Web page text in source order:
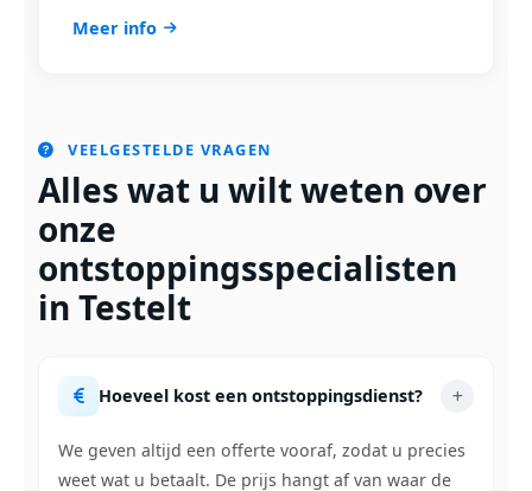
Meer info
VEELGESTELDE VRAGEN
Alles wat u wilt weten over
onze
ontstoppingsspecialisten
in Testelt
Hoeveel kost een ontstoppingsdienst?
We geven altijd een offerte vooraf, zodat u precies
weet wat u betaalt. De prijs hangt af van waar de